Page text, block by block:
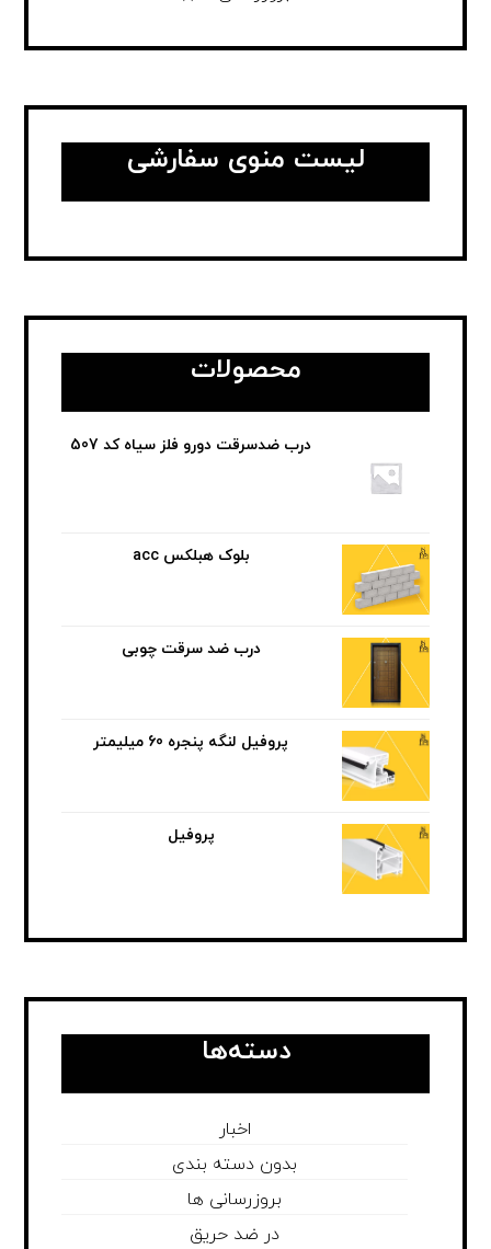
لیست منوی سفارشی
محصولات
درب ضدسرقت دورو فلز سیاه کد 507
بلوک هبلکس acc
درب ضد سرقت چوبی
پروفیل لنگه پنجره 60 میلیمتر
پروفیل
دسته‌ها
اخبار
بدون دسته بندی
بروزرسانی ها
در ضد حریق